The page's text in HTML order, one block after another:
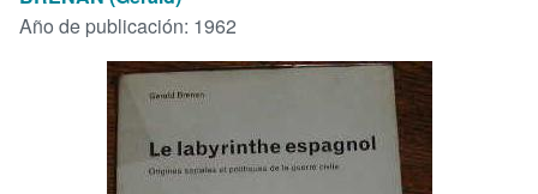
Libros antiguos
Arte y coleccionismo
Vendedores
Comenzar a vender
Año de publicación: 1962